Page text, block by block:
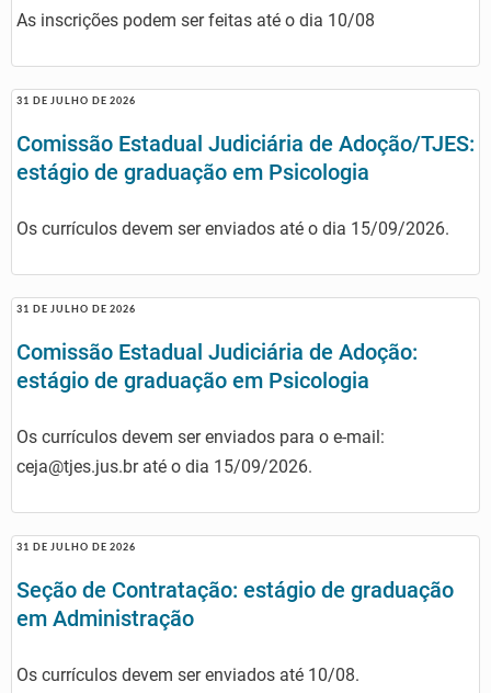
As inscrições podem ser feitas até o dia 10/08
31 DE JULHO DE 2026
Comissão Estadual Judiciária de Adoção/TJES:
estágio de graduação em Psicologia
Os currículos devem ser enviados até o dia 15/09/2026.
31 DE JULHO DE 2026
Comissão Estadual Judiciária de Adoção:
estágio de graduação em Psicologia
Os currículos devem ser enviados para o e-mail:
ceja@tjes.jus.br até o dia 15/09/2026.
31 DE JULHO DE 2026
Seção de Contratação: estágio de graduação
em Administração
Os currículos devem ser enviados até 10/08.